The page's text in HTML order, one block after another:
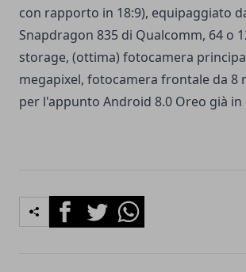
con rapporto in 18:9), equipaggiato
Snapdragon 835 di Qualcomm, 64 o
storage, (ottima) fotocamera
megapixel, fotocamera frontale da 8
per l'appunto Android 8.0 Oreo già in
FacebookTwitterWhatsapp